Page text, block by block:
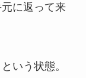
に返って来
いう状態。